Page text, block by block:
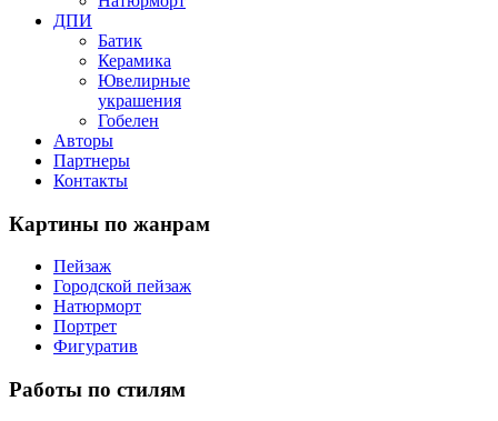
ДПИ
Батик
Керамика
Ювелирные
украшения
Гобелен
Авторы
Партнеры
Контакты
Картины по жанрам
Пейзаж
Городской пейзаж
Натюрморт
Портрет
Фигуратив
Работы по стилям